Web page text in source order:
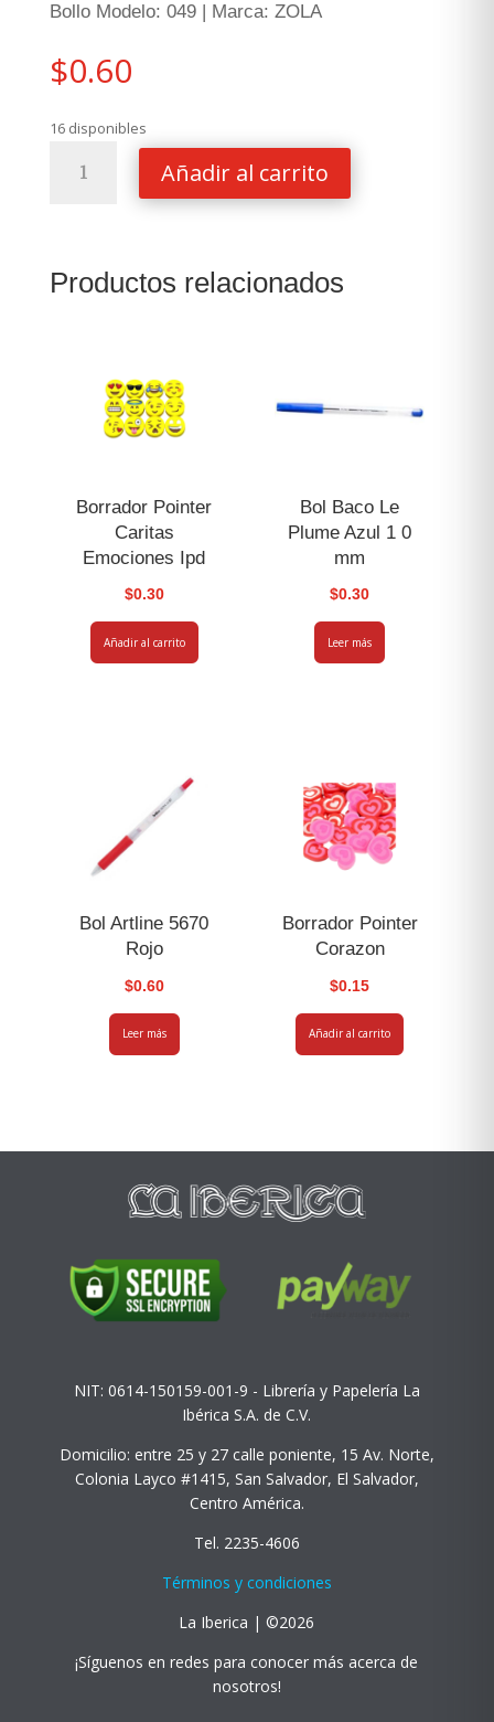
Bollo Modelo: 049 | Marca: ZOLA
$0.60
16 disponibles
Zola
Añadir al carrito
Productos relacionados
Borrador Pointer
Caritas
Emociones Ipd
$0.30
Añadir al carrito
Bol Baco Le
Plume Azul 1 0
mm
$0.30
Leer más
Bol Artline 5670
Rojo
$0.60
Leer más
Borrador Pointer
Corazon
$0.15
Añadir al carrito
NIT: 0614-150159-001-9 - Librería y Papelería La
Ibérica S.A. de C.V.
Domicilio: entre 25 y 27 calle poniente, 15 Av. Norte,
Colonia Layco #1415, San Salvador, El Salvador,
Centro América.
Tel. 2235-4606
Términos y condiciones
La Iberica | ©2026
¡Síguenos en redes para conocer más acerca de
nosotros!